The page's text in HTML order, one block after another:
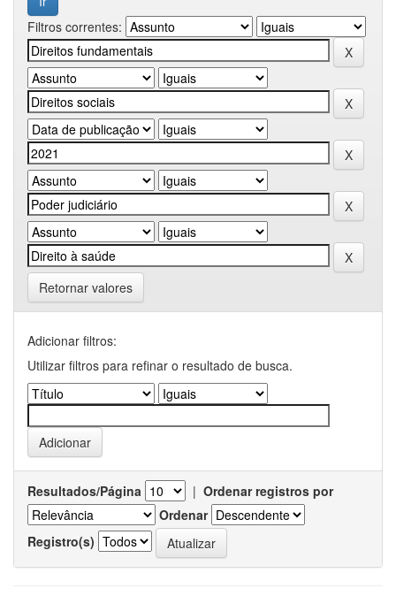
Filtros correntes:
Retornar valores
Adicionar filtros:
Utilizar filtros para refinar o resultado de busca.
Resultados/Página | Ordenar registros por
Ordenar
Registro(s)